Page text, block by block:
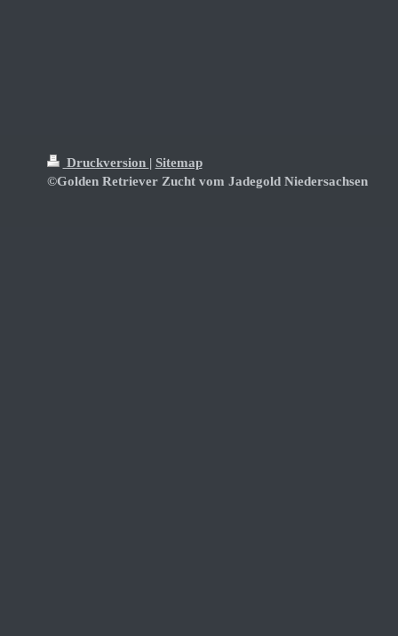
Druckversion | Sitemap
©Golden Retriever Zucht vom Jadegold Niedersachsen